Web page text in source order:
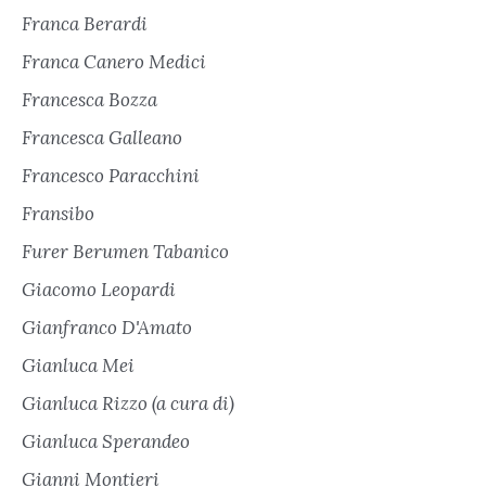
Franca Berardi
Franca Canero Medici
Francesca Bozza
Francesca Galleano
Francesco Paracchini
Fransibo
Furer Berumen Tabanico
Giacomo Leopardi
Gianfranco D'Amato
Gianluca Mei
Gianluca Rizzo (a cura di)
Gianluca Sperandeo
Gianni Montieri